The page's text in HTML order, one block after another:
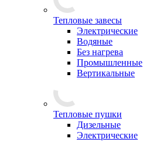
Тепловые завесы
Электрические
Водяные
Без нагрева
Промышленные
Вертикальные
Тепловые пушки
Дизельные
Электрические